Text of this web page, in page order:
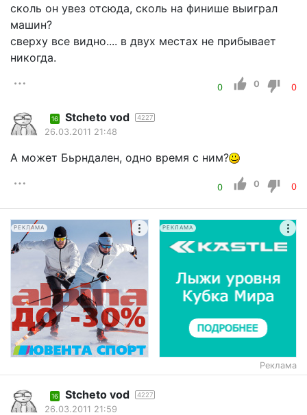
сколь он увез отсюда, сколь на финише выиграл
машин?
сверху все видно.... в двух местах не прибывает
никогда.
0 0 0
16 Stcheto vod 4227
26.03.2011 21:48
А может Бьрндален, одно время с ним?
0 0 0
РЕКЛАМА РЕКЛАМА
Реклама
16 Stcheto vod 4227
26.03.2011 21:59